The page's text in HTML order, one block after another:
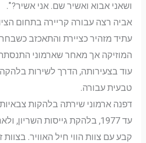
ושאני אבוא ואשיר שם. אני אשיר?".
אביה רצה עבורה קריירה בתחום
עתיד מזהיר כציירת והתאכזב
המוזיקה אך מאחר שארמוני
עוד בצעירותה, הדרך לשירות
טבעית עבורה.
עד 1977, בלהקת גייסות השריון,
קבע עם צוות הווי חיל האוויר. בצוות